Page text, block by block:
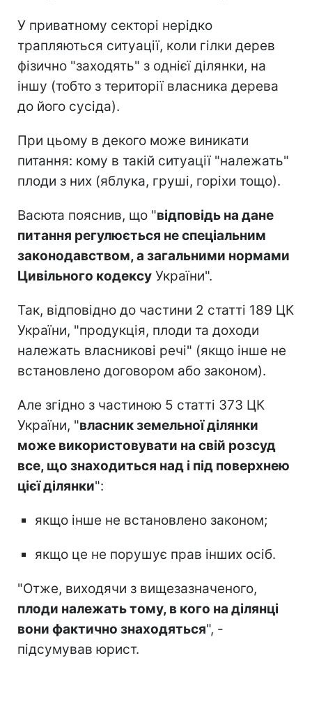
У приватному секторі нерідко
трапляються ситуації, коли гілки дерев
фізично "заходять" з однієї ділянки, на
іншу (тобто з території власника дерева
до його сусіда).
При цьому в декого може виникати
питання: кому в такій ситуації "належать"
плоди з них (яблука, груші, горіхи тощо).
Васюта пояснив, що "відповідь на дане
питання регулюється не спеціальним
законодавством, а загальними нормами
Цивільного кодексу України".
Так, відповідно до частини 2 статті 189 ЦК
України, "продукція, плоди та доходи
належать власникові речі" (якщо інше не
встановлено договором або законом).
Але згідно з частиною 5 статті 373 ЦК
України, "власник земельної ділянки
може використовувати на свій розсуд
все, що знаходиться над і під поверхнею
цієї ділянки":
якщо інше не встановлено законом;
якщо це не порушує прав інших осіб.
"Отже, виходячи з вищезазначеного,
плоди належать тому, в кого на ділянці
вони фактично знаходяться", -
підсумував юрист.